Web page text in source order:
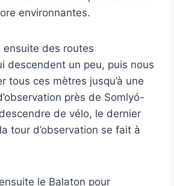
environnantes.
ensuite des routes
descendent un peu, puis nous
tous ces mètres jusqu’à une
près de Somlyó-
de vélo, le dernier
tour d’observation se fait à
le Balaton pour